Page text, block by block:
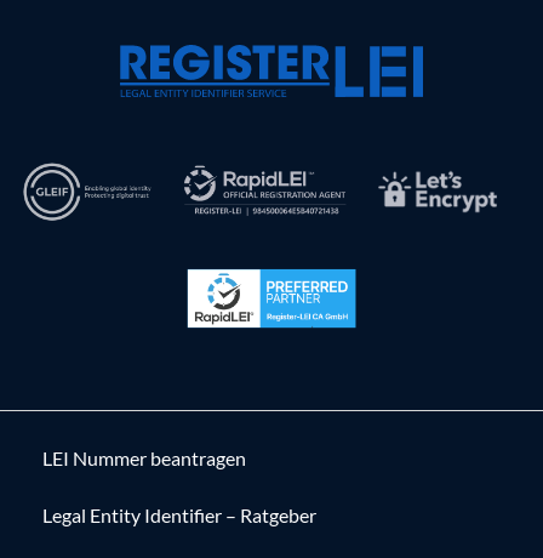
LEI Nummer beantragen
Legal Entity Identifier – Ratgeber